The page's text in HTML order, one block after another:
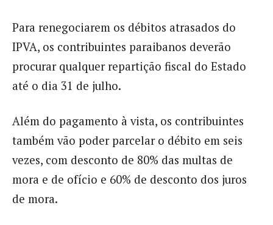
Para renegociarem os débitos atrasados do
IPVA, os contribuintes paraibanos deverão
procurar qualquer repartição fiscal do Estado
até o dia 31 de julho.
Além do pagamento à vista, os contribuintes
também vão poder parcelar o débito em seis
vezes, com desconto de 80% das multas de
mora e de ofício e 60% de desconto dos juros
de mora.